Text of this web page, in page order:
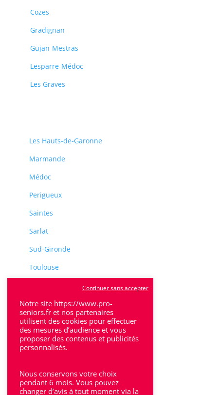
Cozes
Gradignan
Gujan-Mestras
Lesparre-Médoc
Les Graves
Les Hauts-de-Garonne
Marmande
Médoc
Perigueux
Saintes
Sarlat
Sud-Gironde
Toulouse
Villeneuve-Sur-Lot
Bron
Notre site https://www.pro-
seniors.fr et nos partenaires
utilisent des cookies pour effectuer
des mesures d’audience et vous
proposer des contenus et publicités
personnalisés.
Nous conservons votre choix
pendant 6 mois. Vous pouvez
changer d’avis à tout moment via la
Continuer sans accepter